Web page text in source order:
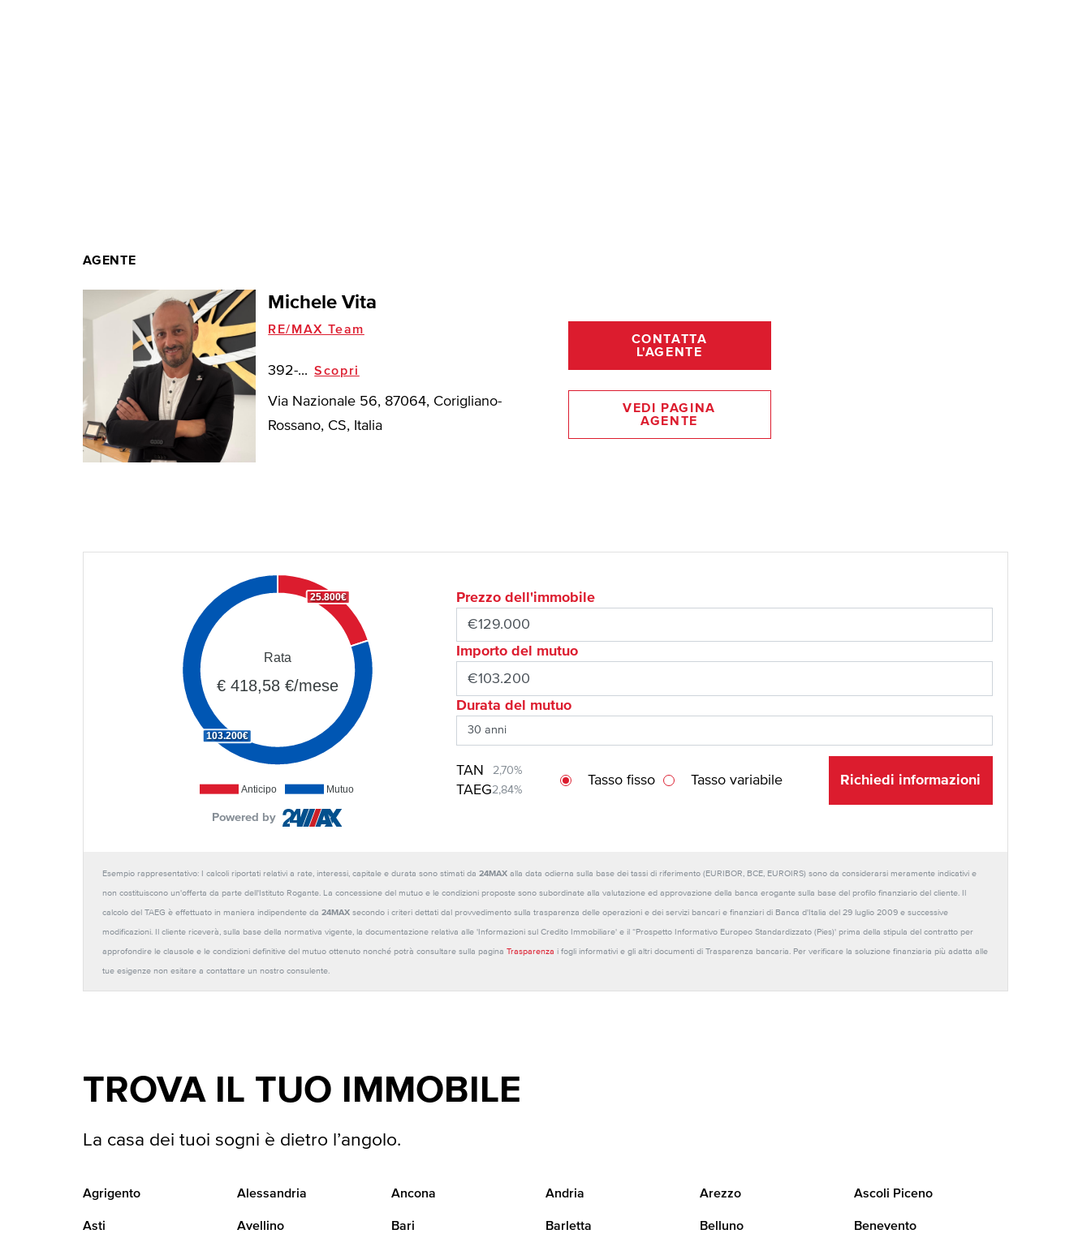
AGENTE
Michele Vita
RE/MAX Team
392-... Scopri
Via Nazionale 56, 87064, Corigliano-
Rossano, CS, Italia
CONTATTA
L'AGENTE
VEDI PAGINA
AGENTE
Anticipo Mutuo
25.800€
103.200€
Rata
€ 418,58 €/mese
Powered by
Prezzo dell'immobile
Importo del mutuo
Durata del mutuo
TAN 2,70%
TAEG2,84%
Tasso fisso Tasso variabile Richiedi informazioni
Esempio rappresentativo: I calcoli riportati relativi a rate, interessi, capitale e durata sono stimati da 24MAXalla data odierna sulla base dei tassi di riferimento (EURIBOR, BCE, EUROIRS) sono da considerarsi meramente indicativi e
non costituiscono un'offerta da parte dell'Istituto Rogante. La concessione del mutuo e le condizioni proposte sono subordinate alla valutazione ed approvazione della banca erogante sulla base del profilo finanziario del cliente. Il
calcolo del TAEG è effettuato in maniera indipendente da 24MAXsecondo i criteri dettati dal provvedimento sulla trasparenza delle operazioni e dei servizi bancari e finanziari di Banca d'Italia del 29 luglio 2009 e successive
modificazioni. Il cliente riceverà, sulla base della normativa vigente, la documentazione relativa alle 'Informazioni sul Credito Immobiliare' e il “Prospetto Informativo Europeo Standardizzato (Pies)' prima della stipula del contratto per
approfondire le clausole e le condizioni definitive del mutuo ottenuto nonché potrà consultare sulla pagina Trasparenza i fogli informativi e gli altri documenti di Trasparenza bancaria. Per verificare la soluzione finanziaria più adatta alle
tue esigenze non esitare a contattare un nostro consulente.
TROVA IL TUO IMMOBILE
La casa dei tuoi sogni è dietro l’angolo.
Agrigento Alessandria Ancona Andria Arezzo Ascoli Piceno
Asti Avellino Bari Barletta Belluno Benevento